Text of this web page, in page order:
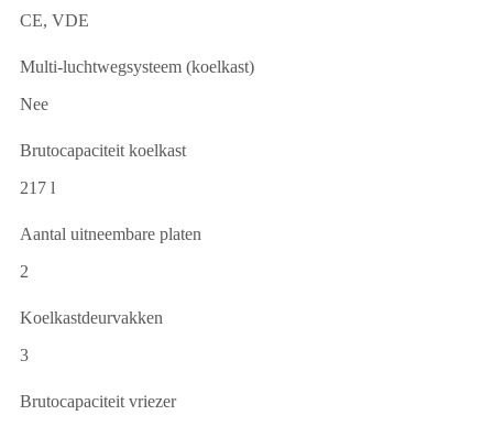
CE, VDE
Multi-luchtwegsysteem (koelkast)
Nee
Brutocapaciteit koelkast
217 l
Aantal uitneembare platen
2
Koelkastdeurvakken
3
Brutocapaciteit vriezer